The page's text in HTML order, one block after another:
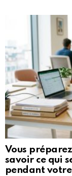
Vous
savoir ce qui
pendant